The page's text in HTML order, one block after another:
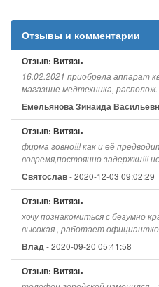
Отзывы и комментарии
Отзыв: Витязь
16.02.2021 приобрела аппарат
магазине медтехника,
Емельянова Зинаида
Отзыв: Витязь
фирма говно!!! как и её
вовремя,постоянно задержки!!!
Святослав- 2020-12-03 09:02:29
Отзыв: Витязь
хочу познакомиться с безумно
высокая , работает
Влад- 2020-09-20 05:41:58
Отзыв: Витязь